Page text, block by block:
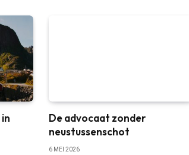
De advocaat zonder
neustussenschot
6 MEI 2026